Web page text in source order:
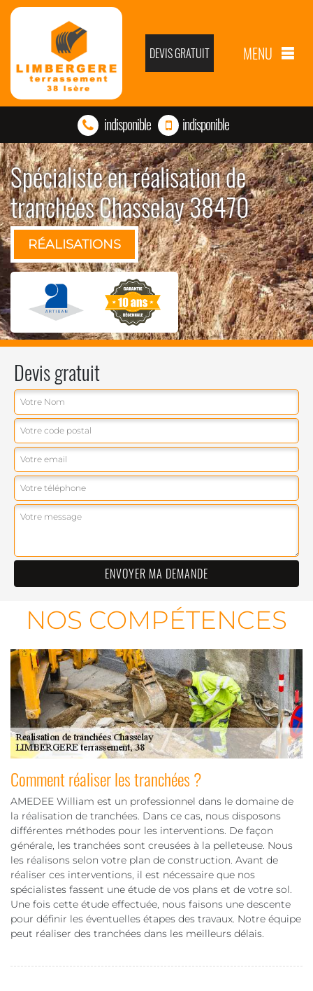
DEVIS GRATUIT MENU
indisponible indisponible
Spécialiste en réalisation de
tranchées Chasselay 38470
RÉALISATIONS
Devis gratuit
NOS COMPÉTENCES
Comment réaliser les tranchées ?
AMEDEE William est un professionnel dans le domaine de
la réalisation de tranchées. Dans ce cas, nous disposons
différentes méthodes pour les interventions. De façon
générale, les tranchées sont creusées à la pelleteuse. Nous
les réalisons selon votre plan de construction. Avant de
réaliser ces interventions, il est nécessaire que nos
spécialistes fassent une étude de vos plans et de votre sol.
Une fois cette étude effectuée, nous faisons une descente
pour définir les éventuelles étapes des travaux. Notre équipe
peut réaliser des tranchées dans les meilleurs délais.